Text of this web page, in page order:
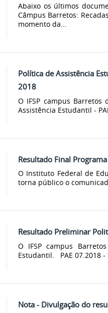
Abaixo os últimos
Câmpus Barretos:
momento da...
Política de Assistência
2018
O IFSP campus
Assistência Estudantil -
Resultado Final
O Instituto Federal de
torna público o
Resultado Preliminar
O IFSP campus
Estudantil. PAE 07.2018
Nota - Divulgação do